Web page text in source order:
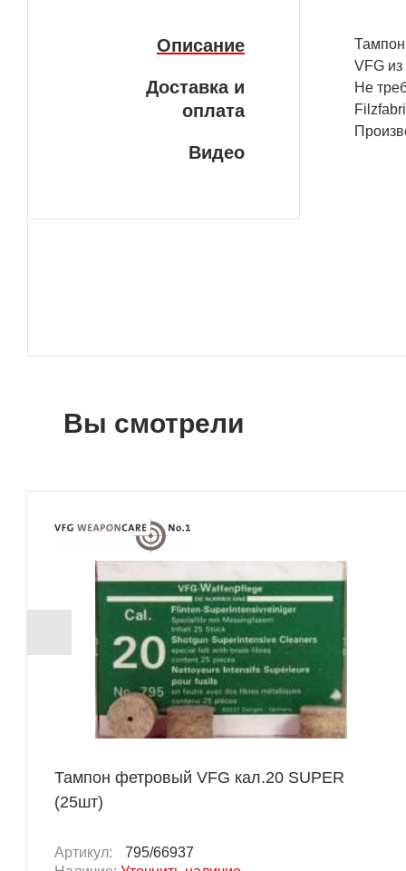
Описание
Доставка и
оплата
Видео
Тампон
VFG
Не
Вы смотрели
Тампон фетровый VFG кал.20 SUPER
(25шт)
Артикул:
795/66937